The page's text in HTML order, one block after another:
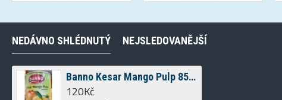
NEDÁVNO SHLÉDNUTÝ NEJSLEDOVANĚJŠÍ
Banno Kesar Mango Pulp 850 G
120Kč